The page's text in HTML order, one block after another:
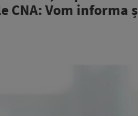
Vom informa